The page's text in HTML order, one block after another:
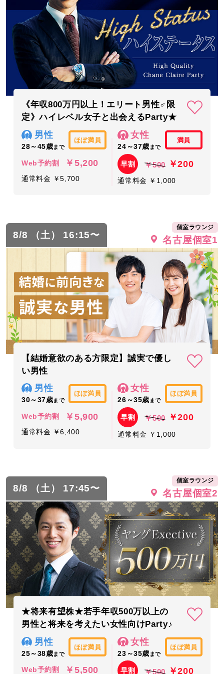
《年収800万円以上！エリート男性♂限
定》ハイレベル女子と出会えるParty★
男性
28～45歳まで
ほぼ満員
Web予約割 ￥5,200
通常料金 ￥5,700
女性
24～37歳 まで
満員
早割 ￥500 ￥200
通常料金 ￥1,000
8/8 （土） 16:15〜
個室ラウンジ
名古屋個室1
【結婚意欲のある方限定】誠実で優し
い男性
男性
30～37歳まで
ほぼ満員
Web予約割 ￥5,900
通常料金 ￥6,400
女性
26～35歳 まで
ほぼ満員
早割 ￥500 ￥200
通常料金 ￥1,000
8/8 （土） 17:45〜
個室ラウンジ
名古屋個室2
★将来有望株★若手年収500万以上の
男性と将来を考えたい女性向けParty♪
男性
25～38歳まで
ほぼ満員
Web予約割 ￥5,500
女性
23～35歳 まで
ほぼ満員
早割 ￥500 ￥200